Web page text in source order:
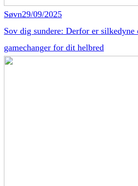
Søvn29/09/2025
Sov dig sundere: Derfor er silkedyne
gamechanger for dit helbred